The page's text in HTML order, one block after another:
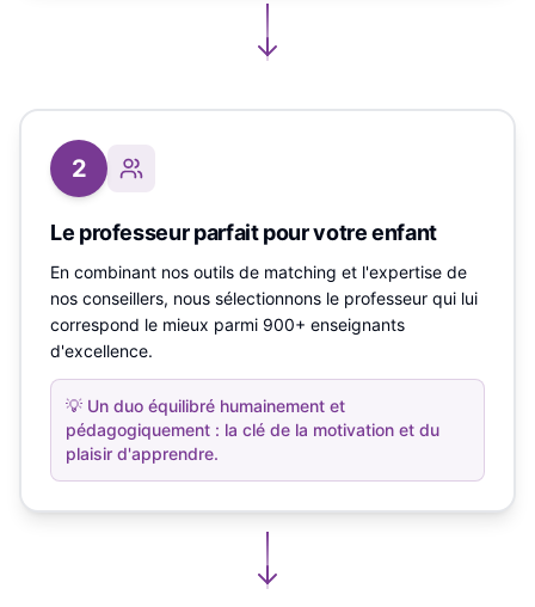
2
Le professeur parfait pour votre enfant
En combinant nos outils de matching et l'expertise de
nos conseillers, nous sélectionnons le professeur qui lui
correspond le mieux parmi 900+ enseignants
d'excellence.
💡 Un duo équilibré humainement et
pédagogiquement : la clé de la motivation et du
plaisir d'apprendre.